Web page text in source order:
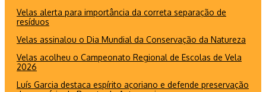
Velas alerta para importância da correta separação de
resíduos
Velas assinalou o Dia Mundial da Conservação da Natureza
Velas acolheu o Campeonato Regional de Escolas de Vela
2026
Luís Garcia destaca espírito açoriano e defende preservação